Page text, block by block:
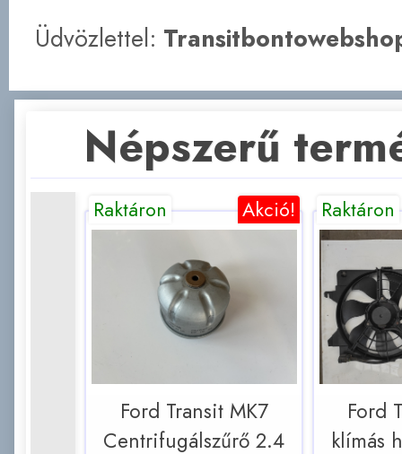
Üdvözlettel:
Népszerű
Akció!
Raktáron
Ford Transit MK7
Centrifugálszűrő 2.4
Raktáron
Ford
klímás